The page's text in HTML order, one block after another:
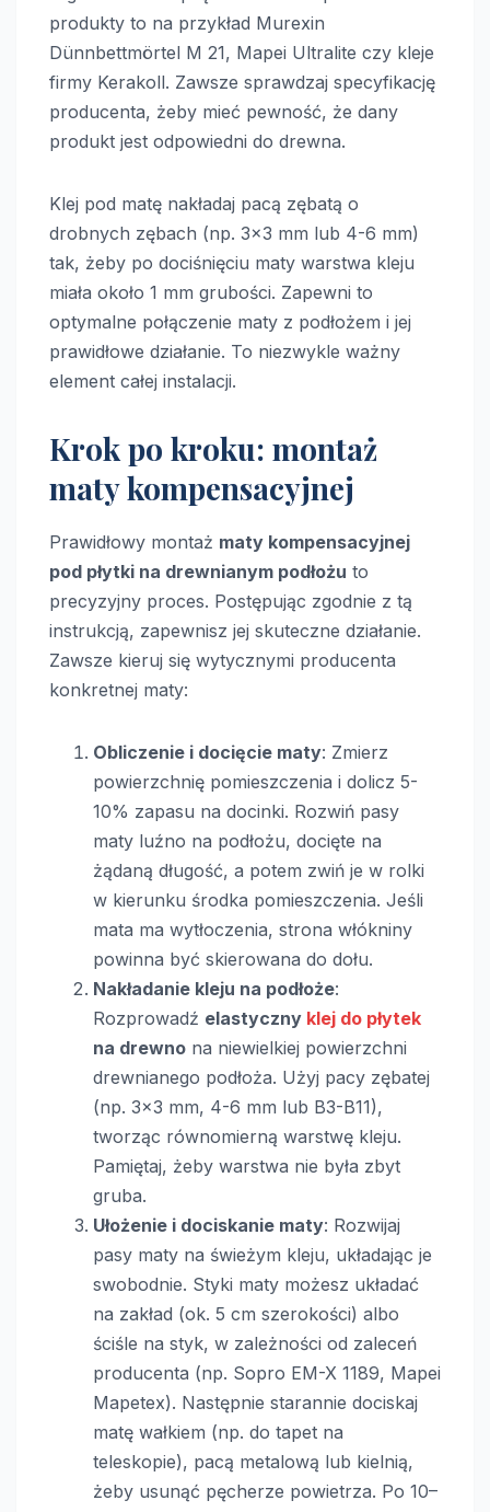
produkty to na przykład Murexin
Dünnbettmörtel M 21, Mapei Ultralite czy kleje
firmy Kerakoll. Zawsze sprawdzaj specyfikację
producenta, żeby mieć pewność, że dany
produkt jest odpowiedni do drewna.
Klej pod matę nakładaj pacą zębatą o
drobnych zębach (np. 3×3 mm lub 4-6 mm)
tak, żeby po dociśnięciu maty warstwa kleju
miała około 1 mm grubości. Zapewni to
optymalne połączenie maty z podłożem i jej
prawidłowe działanie. To niezwykle ważny
element całej instalacji.
Krok po kroku: montaż
maty kompensacyjnej
Prawidłowy montaż maty kompensacyjnej
pod płytki na drewnianym podłożu to
precyzyjny proces. Postępując zgodnie z tą
instrukcją, zapewnisz jej skuteczne działanie.
Zawsze kieruj się wytycznymi producenta
konkretnej maty:
Obliczenie i docięcie maty: Zmierz
powierzchnię pomieszczenia i dolicz 5-
10% zapasu na docinki. Rozwiń pasy
maty luźno na podłożu, docięte na
żądaną długość, a potem zwiń je w rolki
w kierunku środka pomieszczenia. Jeśli
mata ma wytłoczenia, strona włókniny
powinna być skierowana do dołu.
Nakładanie kleju na podłoże:
Rozprowadź elastyczny klej do płytek
na drewno na niewielkiej powierzchni
drewnianego podłoża. Użyj pacy zębatej
(np. 3×3 mm, 4-6 mm lub B3-B11),
tworząc równomierną warstwę kleju.
Pamiętaj, żeby warstwa nie była zbyt
gruba.
Ułożenie i dociskanie maty: Rozwijaj
pasy maty na świeżym kleju, układając je
swobodnie. Styki maty możesz układać
na zakład (ok. 5 cm szerokości) albo
ściśle na styk, w zależności od zaleceń
producenta (np. Sopro EM-X 1189, Mapei
Mapetex). Następnie starannie dociskaj
matę wałkiem (np. do tapet na
teleskopie), pacą metalową lub kielnią,
żeby usunąć pęcherze powietrza. Po 10–